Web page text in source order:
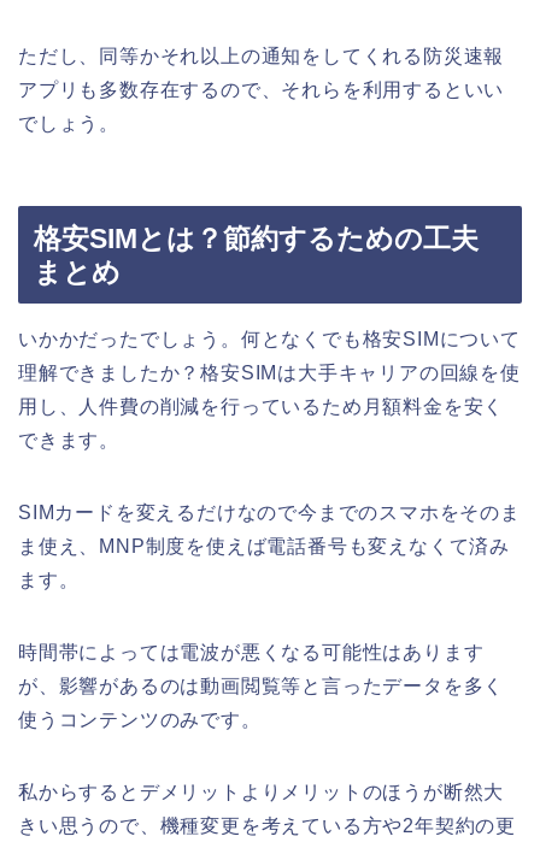
ただし、同等かそれ以上の通知をしてくれる防災速報
アプリも多数存在するので、それらを利用するといい
でしょう。
格安SIMとは？節約するための工夫
まとめ
いかかだったでしょう。何となくでも格安SIMについて
理解できましたか？格安SIMは大手キャリアの回線を使
用し、人件費の削減を行っているため月額料金を安く
できます。
SIMカードを変えるだけなので今までのスマホをそのま
ま使え、MNP制度を使えば電話番号も変えなくて済み
ます。
時間帯によっては電波が悪くなる可能性はあります
が、影響があるのは動画閲覧等と言ったデータを多く
使うコンテンツのみです。
私からするとデメリットよりメリットのほうが断然大
きい思うので、機種変更を考えている方や2年契約の更